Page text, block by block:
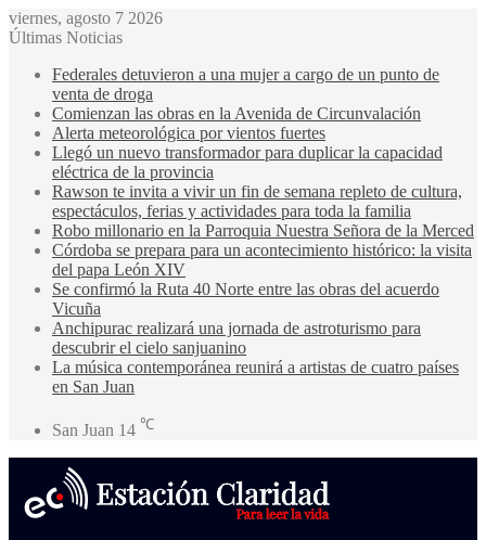
viernes, agosto 7 2026
Últimas Noticias
Federales detuvieron a una mujer a cargo de un punto de
venta de droga
Comienzan las obras en la Avenida de Circunvalación
Alerta meteorológica por vientos fuertes
Llegó un nuevo transformador para duplicar la capacidad
eléctrica de la provincia
Rawson te invita a vivir un fin de semana repleto de cultura,
espectáculos, ferias y actividades para toda la familia
Robo millonario en la Parroquia Nuestra Señora de la Merced
Córdoba se prepara para un acontecimiento histórico: la visita
del papa León XIV
Se confirmó la Ruta 40 Norte entre las obras del acuerdo
Vicuña
Anchipurac realizará una jornada de astroturismo para
descubrir el cielo sanjuanino
La música contemporánea reunirá a artistas de cuatro países
en San Juan
San Juan 14 ℃